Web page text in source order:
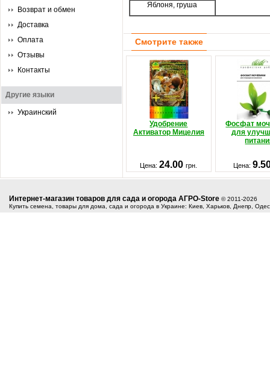
Возврат и обмен
Доставка
Оплата
Отзывы
Контакты
Другие языки
Украинский
Яблоня, груша
Смотрите также
Удобрение
Активатор Мицелия
Фосфат
для
Цена:24.00грн. Цена:
Интернет-магазин товаров для сада и огорода АГРО-Store © 2011-2026
Купить семена, товары для дома, сада и огорода в Украине: Киев, Харьков, Днепр,